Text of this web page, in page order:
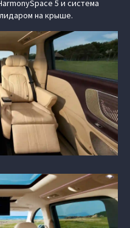
5 и система
на крыше.